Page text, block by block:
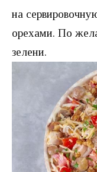
на
орехами. По
зелени.